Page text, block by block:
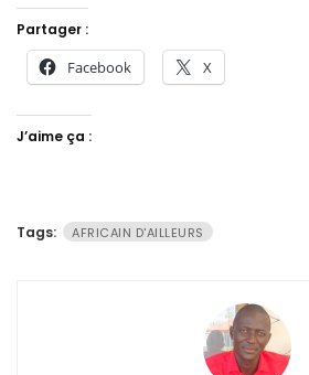
Partager :
Facebook X
J’aime ça :
Tags: AFRICAIN D'AILLEURS